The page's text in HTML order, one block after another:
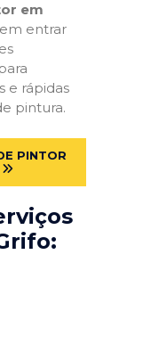
em
entrar
e rápidas
pintura.
PINTOR